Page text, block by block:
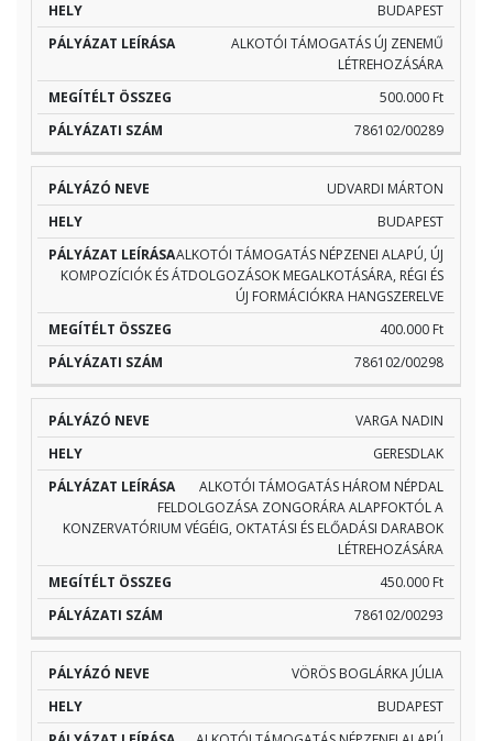
BUDAPEST
ALKOTÓI TÁMOGATÁS ÚJ ZENEMŰ
LÉTREHOZÁSÁRA
500.000 Ft
786102/00289
UDVARDI MÁRTON
BUDAPEST
ALKOTÓI TÁMOGATÁS NÉPZENEI ALAPÚ, ÚJ
KOMPOZÍCIÓK ÉS ÁTDOLGOZÁSOK MEGALKOTÁSÁRA, RÉGI ÉS
ÚJ FORMÁCIÓKRA HANGSZERELVE
400.000 Ft
786102/00298
VARGA NADIN
GERESDLAK
ALKOTÓI TÁMOGATÁS HÁROM NÉPDAL
FELDOLGOZÁSA ZONGORÁRA ALAPFOKTÓL A
KONZERVATÓRIUM VÉGÉIG, OKTATÁSI ÉS ELŐADÁSI DARABOK
LÉTREHOZÁSÁRA
450.000 Ft
786102/00293
VÖRÖS BOGLÁRKA JÚLIA
BUDAPEST